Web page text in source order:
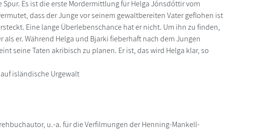
Es ist die erste Mordermittlung für Helga Jónsdóttir vom
dass der Junge vor seinem gewaltbereiten Vater geflohen ist
Eine lange Überlebenschance hat er nicht. Um ihn zu finden,
er. Während Helga und Bjarki fieberhaft nach dem Jungen
seine Taten akribisch zu planen. Er ist, das wird Helga klar, so
isländische Urgewalt
u.-a. für die Verfilmungen der Henning-Mankell-